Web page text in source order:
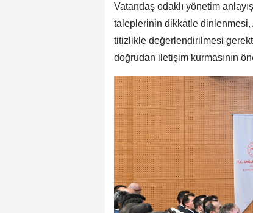
Vatandaş odaklı yönetim
taleplerinin dikkatle dinlenmesi,
titizlikle değerlendirilmesi
doğrudan iletişim kurmasının